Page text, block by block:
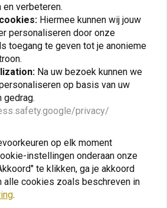
Abonneer
vragen over je bestelling, levertijden,
je altijd op één van de onderstaande
contact met ons opnemen.
TM Groningen (The Netherlands)
verbeteren.
Hiermee kunnen wij jouw
personaliseren door onze
toegang te geven tot je anonieme
Na uw bezoek kunnen we
op basis van uw
gedrag.
privacy/
op elk moment
instellingen onderaan onze
te klikken, ga je akkoord
alle cookies zoals beschreven in
.